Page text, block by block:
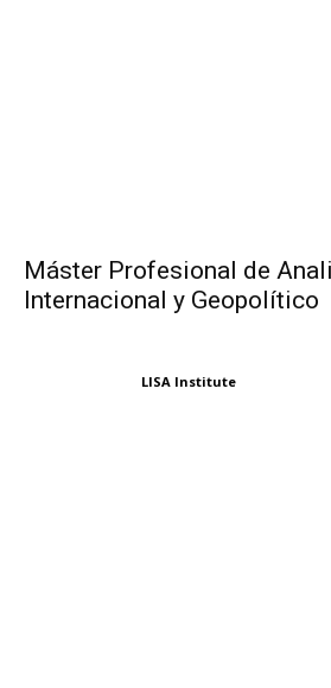
Máster Profesional de
Internacional y Geopolítico
LISA Institute